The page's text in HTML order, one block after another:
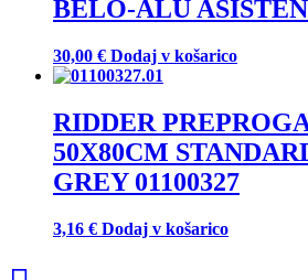
BELO-ALU
30,00 € Dodaj v košarico
RIDDER
50X80CM
GREY 01100327
3,16 € Dodaj v košarico